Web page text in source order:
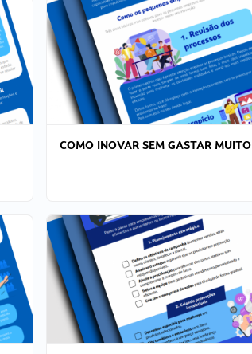
COMO INOVAR SEM GASTAR MUITO